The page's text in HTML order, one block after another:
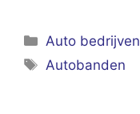
Categorieën
Auto bedrijven
Tags
Autobanden